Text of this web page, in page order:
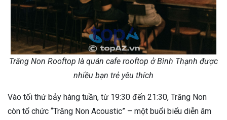
Trăng Non Rooftop là quán cafe rooftop ở Bình Thạnh được
nhiều bạn trẻ yêu thích
Vào tối thứ bảy hàng tuần, từ 19:30 đến 21:30, Trăng Non
còn tổ chức “Trăng Non Acoustic” – một buổi biểu diễn âm